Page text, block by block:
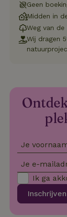
Geen
Midden in
Weg van de
Wij dragen
Je
Je e-
Ik ga
Naam
Privacy Policy